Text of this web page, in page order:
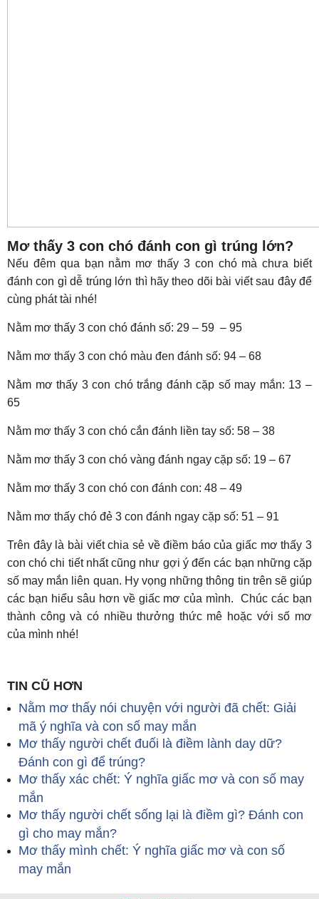
Mơ thấy 3 con chó đánh con gì trúng lớn?
Nếu đêm qua bạn nằm mơ thấy 3 con chó mà chưa biết
đánh con gì dễ trúng lớn thì hãy theo dõi bài viết sau đây để
cùng phát tài nhé!
Nằm mơ thấy 3 con chó đánh số: 29 – 59 – 95
Nằm mơ thấy 3 con chó màu đen đánh số: 94 – 68
Nằm mơ thấy 3 con chó trắng đánh cặp số may mắn: 13 –
65
Nằm mơ thấy 3 con chó cắn đánh liền tay số: 58 – 38
Nằm mơ thấy 3 con chó vàng đánh ngay cặp số: 19 – 67
Nằm mơ thấy 3 con chó con đánh con: 48 – 49
Nằm mơ thấy chó đẻ 3 con đánh ngay cặp số: 51 – 91
Trên đây là bài viết chia sẻ về điềm báo của giấc mơ thấy 3
con chó chi tiết nhất cũng như gợi ý đến các bạn những cặp
số may mắn liên quan. Hy vọng những thông tin trên sẽ giúp
các bạn hiểu sâu hơn về giấc mơ của mình. Chúc các bạn
thành công và có nhiều thưởng thức mê hoặc với số mơ
của mình nhé!
TIN CŨ HƠN
Nằm mơ thấy nói chuyện với người đã chết: Giải
mã ý nghĩa và con số may mắn
Mơ thấy người chết đuối là điềm lành day dữ?
Đánh con gì để trúng?
Mơ thấy xác chết: Ý nghĩa giấc mơ và con số may
mắn
Mơ thấy người chết sống lại là điềm gì? Đánh con
gì cho may mắn?
Mơ thấy mình chết: Ý nghĩa giấc mơ và con số
may mắn